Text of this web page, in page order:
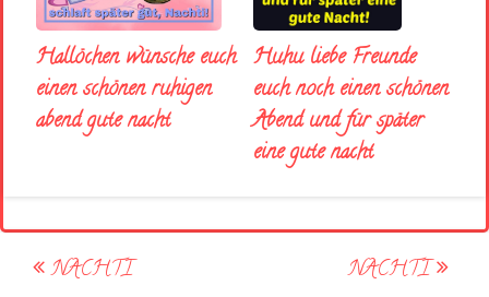
Hallöchen wünsche euch
einen schönen ruhigen
abend gute nacht
Huhu liebe Freunde
euch noch einen schönen
Abend und für später
eine gute nacht
Post
NACHTI NACHTI